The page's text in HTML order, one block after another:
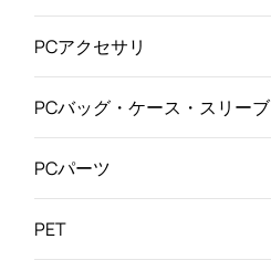
PCアクセサリ
PCバッグ・ケース・スリーブ
PCパーツ
PET